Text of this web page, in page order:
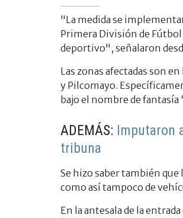
"La medida se
Primera División de
deportivo", señalaron
Las zonas afectadas son
y Pilcomayo.
bajo el nombre de
ADEMÁS: Imputaron
tribuna
Se hizo saber también
como así tampoco de
En la antesala de la